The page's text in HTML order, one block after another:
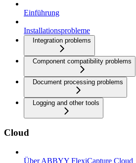
Einführung
Installationsprobleme
Integration problems
Component compatibility problems
Document processing problems
Logging and other tools
Cloud
Über ABBYY FlexiCapture Cloud